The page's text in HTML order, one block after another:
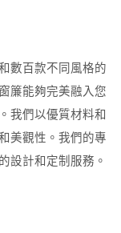
數百款不同風格的
簾能夠完美融入您
我們以優質材料和
美觀性。我們的專
設計和定制服務。